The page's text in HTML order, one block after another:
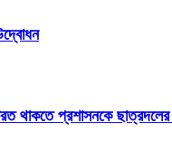
থাকতে প্রশাসনকে